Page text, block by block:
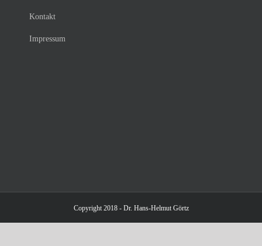
Kontakt
Impressum
Copyright 2018 - Dr. Hans-Helmut Görtz